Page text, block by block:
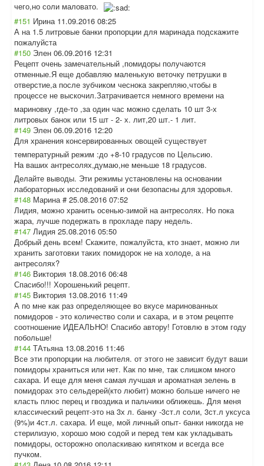
чего,но соли маловато.
#151 Ирина 11.09.2016 08:25
А на 1.5 литровые банки пропорции для маринада подскажите
пожалуйста
#150 Элен 06.09.2016 12:31
Рецепт очень замечательный ,помидоры получаются
отменные.Я еще добавляю маленькую веточку петрушки в
отверстие,а после зубчиком чеснока закрепляю,чтобы в
процессе не выскочил.Затрачивается немного времени на
мариновку ,где-то ,за один час можно сделать 10 шт 3-х
литровых банок или 15 шт - 2- х. лит,20 шт.- 1 лит.
#149 Элен 06.09.2016 12:20
Для хранения консервированных овощей существует
температурный режим :до +8-10 градусов по Цельсию.
На ваших антресолях,думаю,не меньше 18 градусов.
Делайте выводы. Эти режимы установлены на основании
лабораторных исследований и они безопасны для здоровья.
#148 Марина # 25.08.2016 07:52
Лидия, можно хранить осенью-зимой на антресолях. Но пока
жара, лучше подержать в прохладе пару недель.
#147 Лидия 25.08.2016 05:50
Добрый день всем! Скажите, пожалуйста, кто знает, можно ли
хранить заготовки таких помидорок не на холоде, а на
антресолях?
#146 Виктория 18.08.2016 06:48
Спасибо!!! Хорошенький рецепт.
#145 Виктория 13.08.2016 11:49
А по мне как раз определяющее во вкусе маринованных
помидоров - это количество соли и сахара, и в этом рецепте
соотношение ИДЕАЛЬНО! Спасибо автору! Готовлю в этом году
побольше!
#144 ТАтьяна 13.08.2016 11:46
Все эти пропорции на любителя. от этого не зависит будут ваши
помидоры храниться или нет. Как по мне, так слишком много
сахара. И еще для меня самая лучшая и ароматная зелень в
помидорах это сельдерей(кто любит) можно больше ничего не
класть плюс перец и гвоздика и пальчики оближешь. Для меня
классический рецепт-это на 3х л. банку -3ст.л соли, 3ст.л уксуса
(9%)и 4ст.л. сахара. И еще, мой личный опыт- банки никогда не
стерилизую, хорошо мою содой и перед тем как укладывать
помидоры, осторожно ополаскиваю кипятком и всегда все
пучком.